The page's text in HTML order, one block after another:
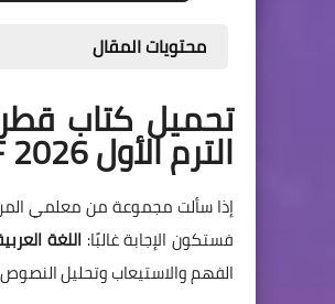
محتويات المقال
تحميل كتاب قطر
الترم الأول 2026 PDF كامل بالمراجعات والاختبارات
إذا سألت مجموعة من معلمي
فستكون الإجابة غالبًا:اللغة
الفهم والاستيعاب وتحليل النصوص